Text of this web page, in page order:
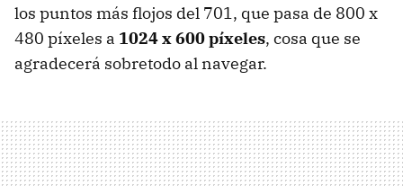
los puntos más flojos del 701, que pasa de 800 x
480 píxeles a 1024 x 600 píxeles, cosa que se
agradecerá sobretodo al navegar.